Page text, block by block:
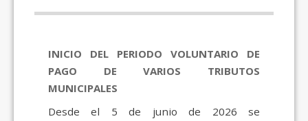
INICIO DEL PERIODO VOLUNTARIO DE
PAGO DE VARIOS TRIBUTOS
MUNICIPALES
Desde el 5 de junio de 2026 se